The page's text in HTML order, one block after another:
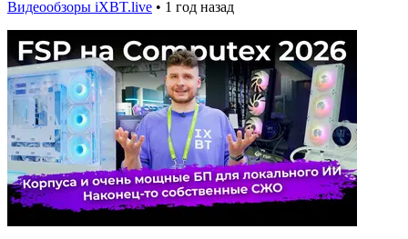
Видеообзоры iXBT.live • 1 год назад